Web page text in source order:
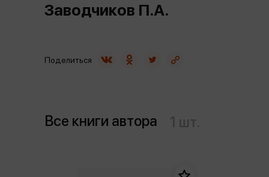
Заводчиков П.А.
Все книги автора
Поделиться